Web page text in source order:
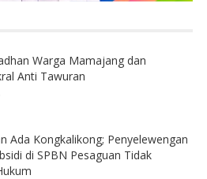
Warga Mamajang dan
Anti Tawuran
Ada Kongkalikong; Penyelewengan
di SPBN Pesaguan Tidak